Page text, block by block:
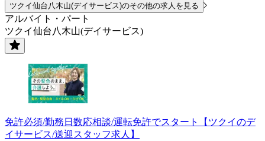
ツクイ仙台八木山(デイサービス)のその他の求人を見る
アルバイト・パート
ツクイ仙台八木山(デイサービス)
免許必須/勤務日数応相談/運転免許でスタート【ツクイのデ
イサービス/送迎スタッフ求人】